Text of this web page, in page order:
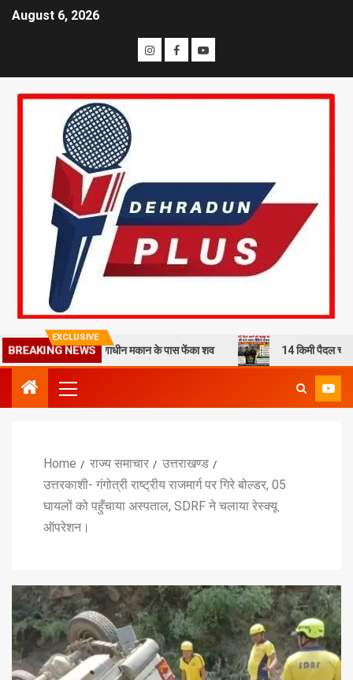
August 6, 2026
EXCLUSIVE
BREAKING NEWS
कर निर्माणाधीन मकान के पास फेंका शव 14 किमी पैदल चलने को मजबूर
Home राज्य समाचार
उत्तराखण्ड
उत्तरकाशी- गंगोत्री राष्ट्रीय राजमार्ग पर गिरे बोल्डर, 05
घायलों को पहुँचाया अस्पताल, SDRF ने चलाया रेस्क्यू
ऑपरेशन।